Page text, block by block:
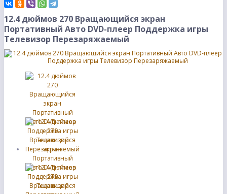
12.4 дюймов 270 Вращающийся экран
Портативный Авто DVD-плеер Поддержка игры
Телевизор Перезаряжаемый